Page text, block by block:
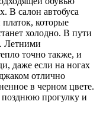
В салон автобуса
которые
холодно. В пути
Летними
точно также, и
даже если на ногах
отлично
в черном цвете.
позднюю прогулку и